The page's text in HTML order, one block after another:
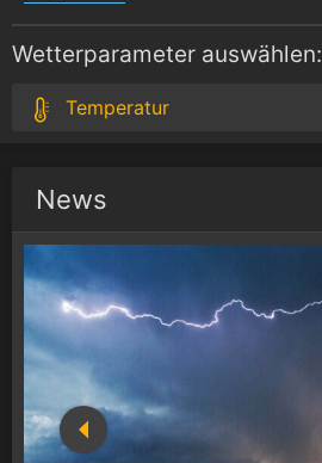
Wetterparameter auswählen:
Temperatur
News